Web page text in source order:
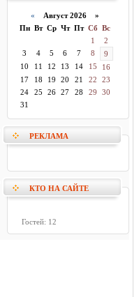
« Август 2026 »
Пн Вт Ср Чт Пт Сб Вс
1
2
3
4 5 6 7 8
9
10
11 12 13 14 15
16
17
18 19 20 21 22
23
24
25 26 27 28 29
30
31
РЕКЛАМА
КТО НА САЙТЕ
Гостей: 12